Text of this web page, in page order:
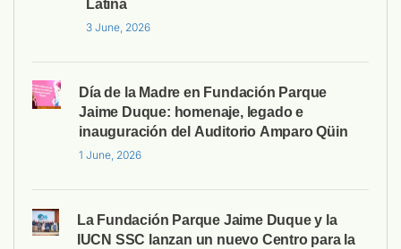
Latina
3 June, 2026
Día de la Madre en Fundación Parque
Jaime Duque: homenaje, legado e
inauguración del Auditorio Amparo Qüin
1 June, 2026
La Fundación Parque Jaime Duque y la
IUCN SSC lanzan un nuevo Centro para la